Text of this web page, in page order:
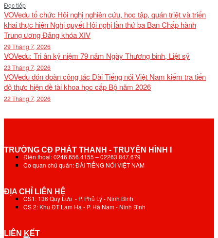
Đọc tiếpDetails
VOVedu tổ chức Hội nghị nghiên cứu, học tập, quán triệt và triển
khai thực hiện Nghị quyết Hội nghị lần thứ ba Ban Chấp hành
Trung ương Đảng khóa XIV
29 Tháng 7, 2026
VOVedu: Tri ân kỷ niệm 79 năm Ngày Thương binh, Liệt sỹ
23 Tháng 7, 2026
VOVedu đón đoàn công tác Đài Tiếng nói Việt Nam kiểm tra tiến
độ thực hiện đề tài khoa học cấp Bộ năm 2026
22 Tháng 7, 2026
TRƯỜNG CĐ PHÁT THANH - TRUYỀN HÌNH I
Điện thoại: 0246.656.4155 – 02263.847.679
Cơ quan chủ quản: ĐÀI TIẾNG NÓI VIỆT NAM
ĐỊA CHỈ LIÊN HỆ
CS1: 136 Quy Lưu - P. Phủ Lý - Ninh Bình
CS 2: Khu ĐT Lam Hạ - P. Hà Nam - Ninh Bình
LIÊN KẾT